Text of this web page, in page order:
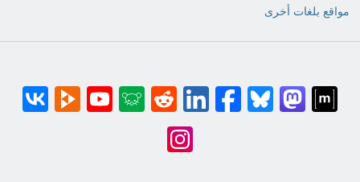
مواقع بلغات أخرى